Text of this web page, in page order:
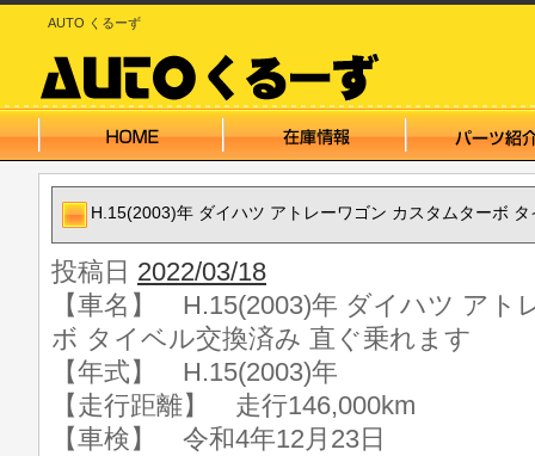
AUTO くるーず
H.15(2003)年 ダイハツ アトレーワゴン カスタムターボ
投稿日 2022/03/18
【車名】 H.15(2003)年 ダイハツ アト
ボ タイベル交換済み 直ぐ乗れます
【年式】 H.15(2003)年
【走行距離】 走行146,000km
【車検】 令和4年12月23日